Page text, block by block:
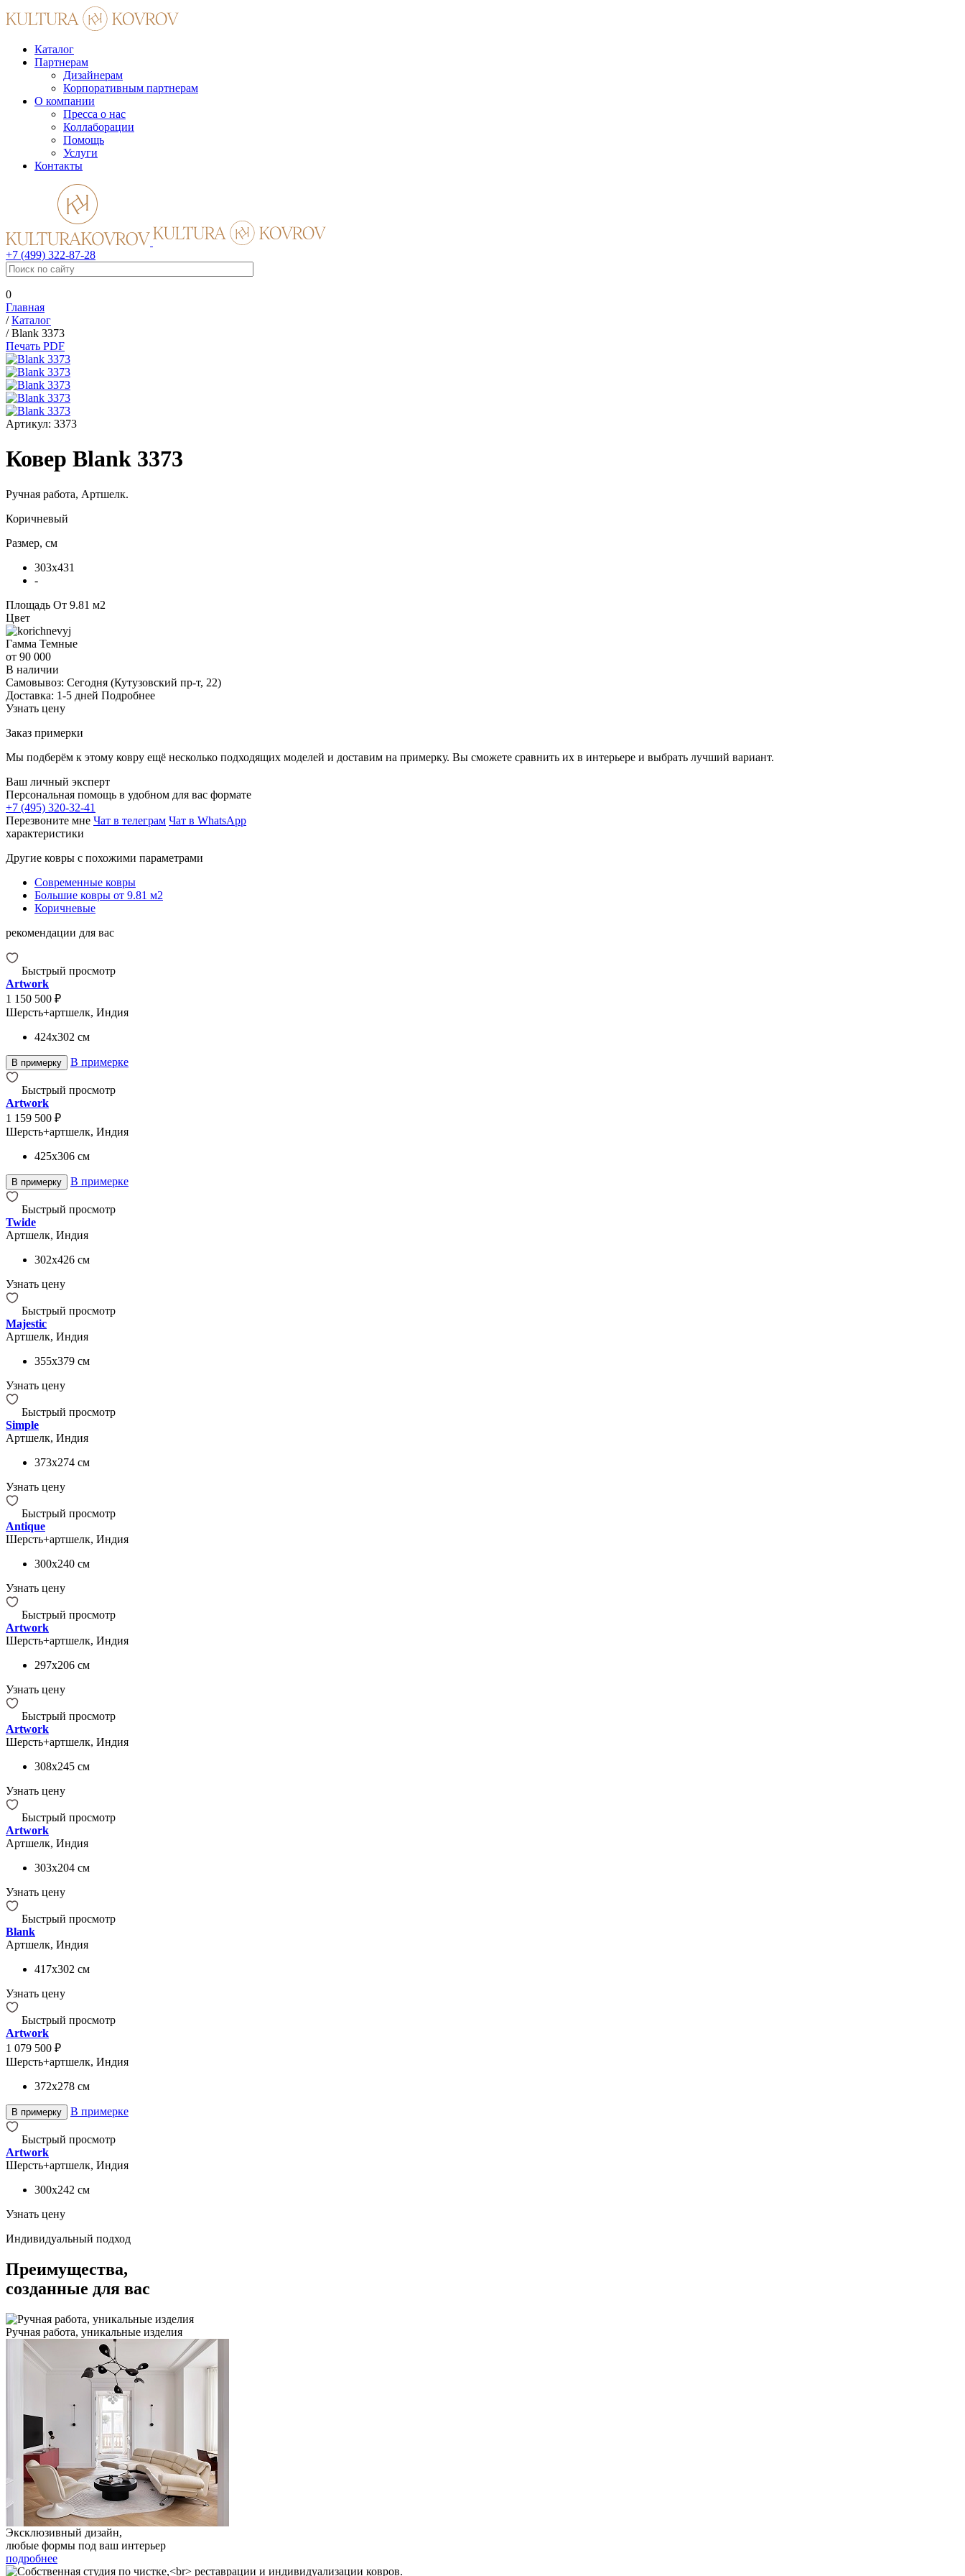
Каталог
Партнерам
Дизайнерам
Корпоративным партнерам
О компании
Пресса о нас
Коллаборации
Помощь
Услуги
Контакты
+7 (499) 322-87-28
0
Главная
/Каталог
/Blank 3373
Печать PDF
Артикул: 3373
Ковер Blank 3373
Ручная работа, Артшелк.
Коричневый
Размер, см
303x431
-
Площадь От 9.81 м2
Цвет
Гамма Темные
от 90 000
В наличии
Самовывоз: Сегодня (Кутузовский пр-т, 22)
Доставка: 1-5 дней Подробнее
Узнать цену
Заказ примерки
Мы подберём к этому ковру ещё несколько подходящих моделей и доставим на примерку. Вы сможете сравнить их в интерьере и выбрать лучший вариант.
Ваш личный эксперт
Персональная помощь в удобном для вас формате
+7 (495) 320-32-41
Перезвоните мне Чат в телеграм Чат в WhatsApp
характеристики
Другие ковры с похожими параметрами
Современные ковры
Большие ковры от 9.81 м2
Коричневые
рекомендации для вас
Быстрый просмотр
Artwork
1 150 500 ₽
Шерсть+артшелк, Индия
424x302 см
В примерку В примерке
Быстрый просмотр
Artwork
1 159 500 ₽
Шерсть+артшелк, Индия
425x306 см
В примерку В примерке
Быстрый просмотр
Twide
Артшелк, Индия
302x426 см
Узнать цену
Быстрый просмотр
Majestic
Артшелк, Индия
355x379 см
Узнать цену
Быстрый просмотр
Simple
Артшелк, Индия
373x274 см
Узнать цену
Быстрый просмотр
Antique
Шерсть+артшелк, Индия
300x240 см
Узнать цену
Быстрый просмотр
Artwork
Шерсть+артшелк, Индия
297x206 см
Узнать цену
Быстрый просмотр
Artwork
Шерсть+артшелк, Индия
308x245 см
Узнать цену
Быстрый просмотр
Artwork
Артшелк, Индия
303x204 см
Узнать цену
Быстрый просмотр
Blank
Артшелк, Индия
417x302 см
Узнать цену
Быстрый просмотр
Artwork
1 079 500 ₽
Шерсть+артшелк, Индия
372x278 см
В примерку В примерке
Быстрый просмотр
Artwork
Шерсть+артшелк, Индия
300x242 см
Узнать цену
Индивидуальный подход
Преимущества,
созданные для вас
Ручная работа, уникальные изделия
Эксклюзивный дизайн,
любые формы под ваш интерьер
подробнее